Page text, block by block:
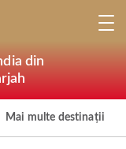
din
Mai multe destinații